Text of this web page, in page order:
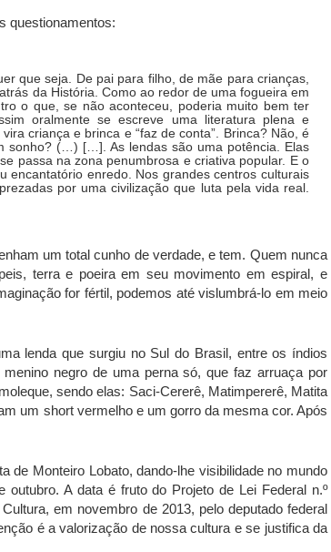
questionamentos:
que seja. De pai para filho, de mãe para crianças,
da História. Como ao redor de uma fogueira em
o que, se não aconteceu, poderia muito bem ter
oralmente se escreve uma literatura plena e
criança e brinca e “faz de conta”. Brinca? Não, é
sonho? (…) […]. As lendas são uma potência. Elas
passa na zona penumbrosa e criativa popular. E o
encantatório enredo. Nos grandes centros culturais
por uma civilização que luta pela vida real.
um total cunho de verdade, e tem. Quem nunca
terra e poeira em seu movimento em espiral, e
for fértil, podemos até vislumbrá-lo em meio
lenda que surgiu no Sul do Brasil, entre os índios
negro de uma perna só, que faz arruaça por
sendo elas: Saci-Cererê, Matimpererê, Matita
um short vermelho e um gorro da mesma cor. Após
de Monteiro Lobato, dando-lhe visibilidade no mundo
A data é fruto do Projeto de Lei Federal n.º
em novembro de 2013, pelo deputado federal
é a valorização de nossa cultura e se justifica da